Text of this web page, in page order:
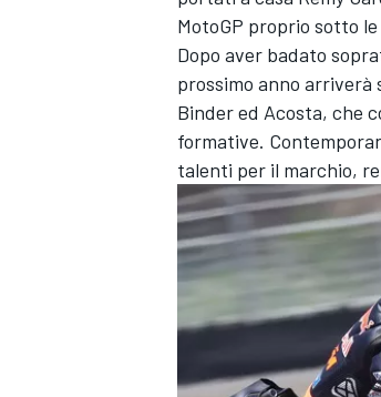
MotoGP proprio sotto
Dopo aver badato
prossimo anno arriverà
Binder ed Acosta, che
formative.
talenti per il marchio,